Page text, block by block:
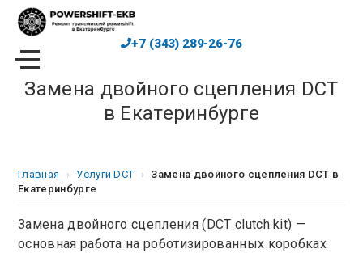
Skip
content
+7 (343) 289-26-76
Замена двойного сцепления DCT
в Екатеринбурге
Главная › Услуги DCT ›
Замена двойного сцепления DCT в
Екатеринбурге
Замена двойного сцепления (DCT clutch kit) —
основная работа на роботизированных коробках